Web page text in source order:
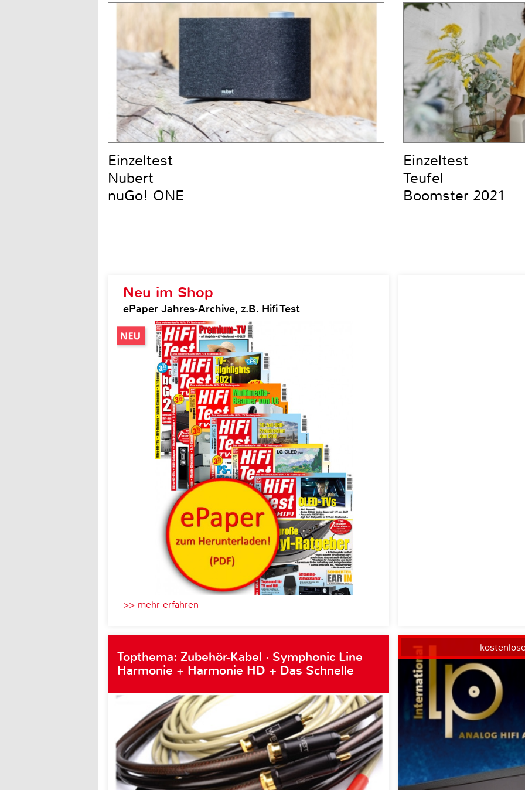
Neu im Shop
ePaper Jahres-Archive, z.B. Hifi Test
>> mehr erfahren
Topthema: Zubehör-Kabel · Symphonic Line
Harmonie + Harmonie HD + Das Schnelle
Einzeltest
Nubert
nuGo! ONE
Einzeltest
Teufel
Boomster 2021